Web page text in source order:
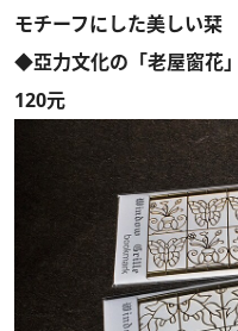
モチーフにした美しい栞
◆亞力文化の「老屋窗花」
120元